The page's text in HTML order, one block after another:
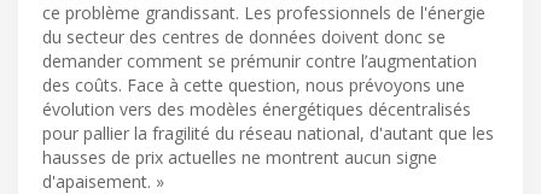
ce problème grandissant. Les professionnels de l'énergie
du secteur des centres de données doivent donc se
demander comment se prémunir contre l’augmentation
des coûts. Face à cette question, nous prévoyons une
évolution vers des modèles énergétiques décentralisés
pour pallier la fragilité du réseau national, d'autant que les
hausses de prix actuelles ne montrent aucun signe
d'apaisement. »